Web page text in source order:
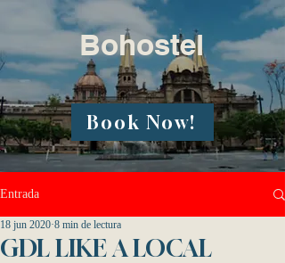
Bohostel
Book Now!
Entrada
GDL LIKE A LOCAL
18 jun 2020 8 min de lectura